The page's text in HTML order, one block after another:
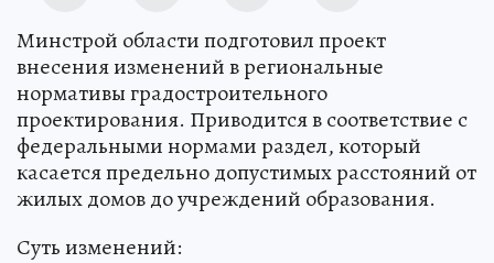
Минстрой области подготовил проект
внесения изменений в региональные
нормативы градостроительного
проектирования. Приводится в соответствие с
федеральными нормами раздел, который
касается предельно допустимых расстояний от
жилых домов до учреждений образования.
Суть изменений: